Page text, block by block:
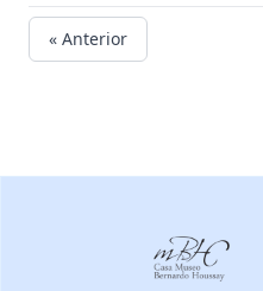
« Anterior